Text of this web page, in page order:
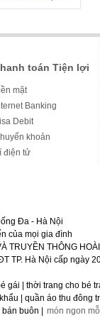
toán Tiện lợi
mặt
Banking
Debit
khoản
điện tử
Đa - Hà Nội
của mọi gia đình
TRUYỀN THÔNG
TP. Hà Nội cấp ngày
gái | thời trang cho bé
| quần áo thu đông
buôn |
món ngon